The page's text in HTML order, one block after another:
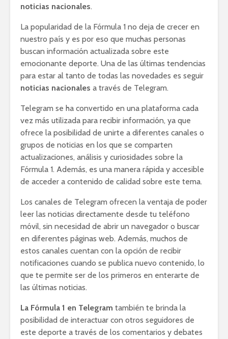
noticias nacionales.
La popularidad de la Fórmula 1 no deja de crecer en
nuestro país y es por eso que muchas personas
buscan información actualizada sobre este
emocionante deporte. Una de las últimas tendencias
para estar al tanto de todas las novedades es seguir
noticias nacionales a través de Telegram.
Telegram se ha convertido en una plataforma cada
vez más utilizada para recibir información, ya que
ofrece la posibilidad de unirte a diferentes canales o
grupos de noticias en los que se comparten
actualizaciones, análisis y curiosidades sobre la
Fórmula 1. Además, es una manera rápida y accesible
de acceder a contenido de calidad sobre este tema.
Los canales de Telegram ofrecen la ventaja de poder
leer las noticias directamente desde tu teléfono
móvil, sin necesidad de abrir un navegador o buscar
en diferentes páginas web. Además, muchos de
estos canales cuentan con la opción de recibir
notificaciones cuando se publica nuevo contenido, lo
que te permite ser de los primeros en enterarte de
las últimas noticias.
La Fórmula 1 en Telegram también te brinda la
posibilidad de interactuar con otros seguidores de
este deporte a través de los comentarios y debates